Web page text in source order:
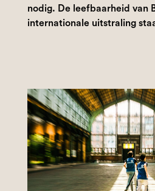
nodig. De leefbaarheid van
internationale uitstraling